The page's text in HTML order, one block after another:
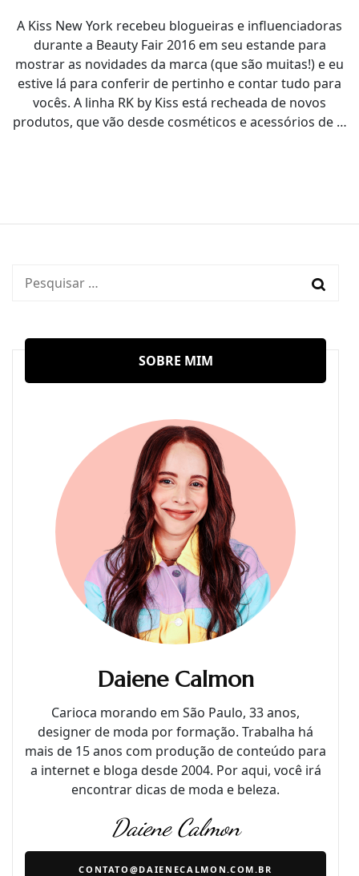
A Kiss New York recebeu blogueiras e influenciadoras
durante a Beauty Fair 2016 em seu estande para
mostrar as novidades da marca (que são muitas!) e eu
estive lá para conferir de pertinho e contar tudo para
vocês. A linha RK by Kiss está recheada de novos
produtos, que vão desde cosméticos e acessórios de …
Pesquisar
SOBRE MIM
Daiene Calmon
Carioca morando em São Paulo, 33 anos,
designer de moda por formação. Trabalha há
mais de 15 anos com produção de conteúdo para
a internet e bloga desde 2004. Por aqui, você irá
encontrar dicas de moda e beleza.
Daiene Calmon
CONTATO@DAIENECALMON.COM.BR